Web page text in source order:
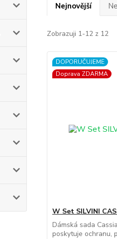
Nejnovější
Zobrazuji 1-12 z 12
DOPORUČUJEME
Doprava ZDARMA
W Set SILVINI
Dámská sada
poskytuje ochranu,